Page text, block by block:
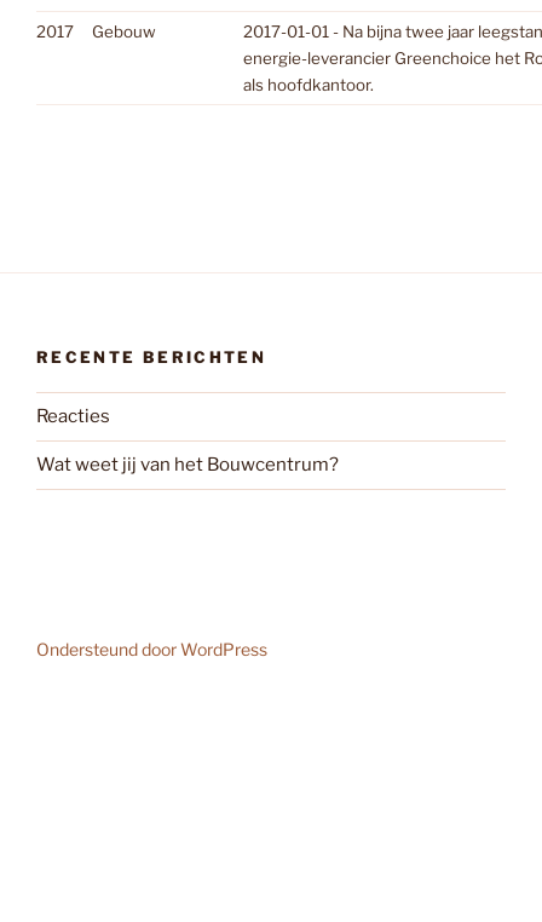
2017 Gebouw
2017-01-01 - Na bijna twee jaar
energie-leverancier Greenchoice het
als hoofdkantoor.
RECENTE BERICHTEN
Reacties
Wat weet jij van het Bouwcentrum?
Ondersteund door WordPress